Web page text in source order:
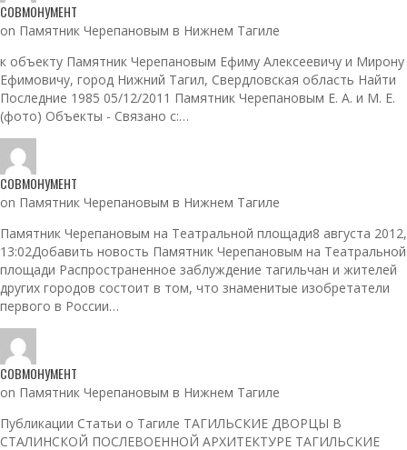
СОВМОНУМЕНТ
on Памятник Черепановым в Нижнем Тагиле
к объекту Памятник Черепановым Ефиму Алексеевичу и Мирону
Ефимовичу, город Нижний Тагил, Свердловская область Найти
Последние 1985 05/12/2011 Памятник Черепановым Е. А. и М. Е.
(фото) Объекты - Связано с:…
СОВМОНУМЕНТ
on Памятник Черепановым в Нижнем Тагиле
Памятник Черепановым на Театральной площади8 августа 2012,
13:02Добавить новость Памятник Черепановым на Театральной
площади Распространенное заблуждение тагильчан и жителей
других городов состоит в том, что знаменитые изобретатели
первого в России…
СОВМОНУМЕНТ
on Памятник Черепановым в Нижнем Тагиле
Публикации Статьи о Тагиле ТАГИЛЬСКИЕ ДВОРЦЫ В
СТАЛИНСКОЙ ПОСЛЕВОЕННОЙ АРХИТЕКТУРЕ ТАГИЛЬСКИЕ